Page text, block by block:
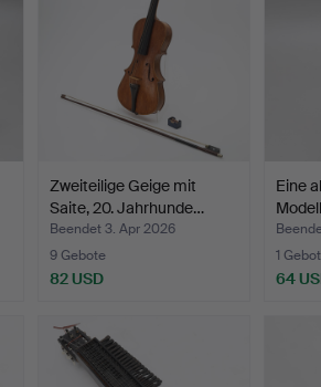
Zweiteilige Geige mit
Saite, 20. Jahrhunde…
Beendet 3. Apr 2026
9 Gebote
82 USD
Eine
1 Gebot
64